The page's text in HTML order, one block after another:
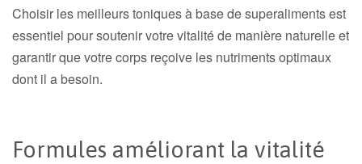
Choisir les meilleurs toniques à base de superaliments est
essentiel pour soutenir votre vitalité de manière naturelle et
garantir que votre corps reçoive les nutriments optimaux
dont il a besoin.
Formules améliorant la vitalité